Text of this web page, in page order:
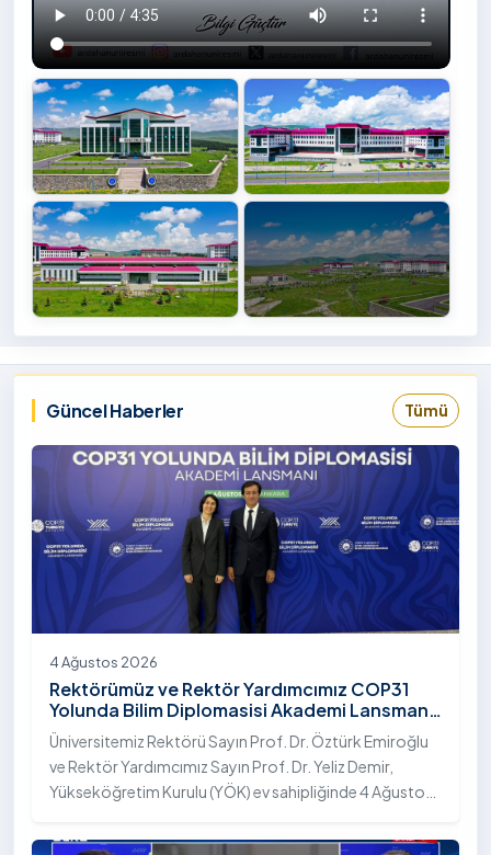
İçin
Tıklayınız
Güncel Haberler Tümü
4 Ağustos 2026
Rektörümüz ve Rektör Yardımcımız COP31
Yolunda Bilim Diplomasisi Akademi Lansmanı
Toplantısına Katıldı
Üniversitemiz Rektörü Sayın Prof. Dr. Öztürk Emiroğlu
ve Rektör Yardımcımız Sayın Prof. Dr. Yeliz Demir,
Yükseköğretim Kurulu (YÖK) ev sahipliğinde 4 Ağustos
Bilim Diplomasisi: Akademi Lansmanı” programına